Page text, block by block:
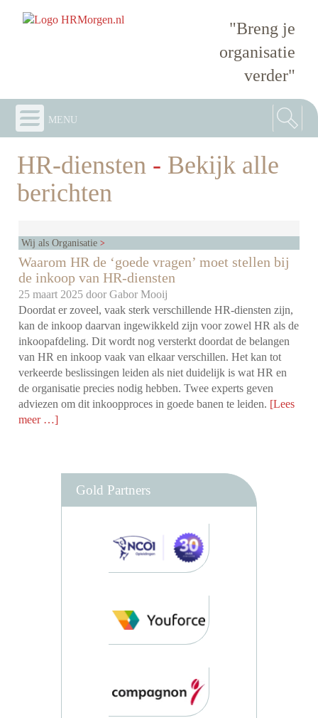
"Breng je
organisatie
verder"
menu
HR-diensten - Bekijk alle
berichten
Wij als Organisatie
Waarom HR de ‘goede vragen’ moet stellen bij
de inkoop van HR-diensten
25 maart 2025 doorGabor Mooij
Doordat er zoveel, vaak sterk verschillende HR-diensten zijn,
kan de inkoop daarvan ingewikkeld zijn voor zowel HR als de
inkoopafdeling. Dit wordt nog versterkt doordat de belangen
van HR en inkoop vaak van elkaar verschillen. Het kan tot
verkeerde beslissingen leiden als niet duidelijk is wat HR en
de organisatie precies nodig hebben. Twee experts geven
adviezen om dit inkoopproces in goede banen te leiden. [Lees
meer …]
Gold Partners